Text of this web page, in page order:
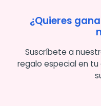
¿Quieres
Suscríbete a
regalo especial en